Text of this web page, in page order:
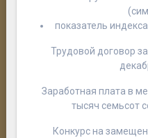
показатель
Трудовой договор
Заработная плата в
тысяч семьсот
Конкурс на